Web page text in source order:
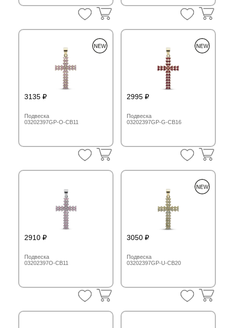
2995
Подвеска
03202397GP-G-CB16
3135
Подвеска
03202397GP-O-CB11
3050
Подвеска
03202397GP-U-CB20
2910
Подвеска
03202397O-CB11